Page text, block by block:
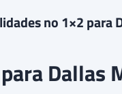
no 1×2 para
Dallas